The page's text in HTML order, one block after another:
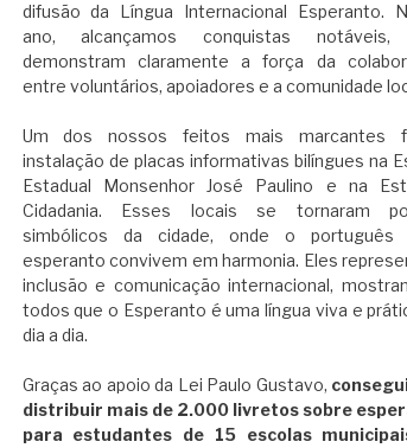
difusão da Língua Internacional Esperanto.
ano, alcançamos conquistas notáveis,
demonstram claramente a força da
entre voluntários, apoiadores e a comunidade
Um dos nossos feitos mais marcantes
instalação de placas informativas bilíngues na
Estadual Monsenhor José Paulino e na
Cidadania. Esses locais se tornaram
simbólicos da cidade, onde o
esperanto convivem em harmonia. Eles
inclusão e comunicação internacional,
todos que o Esperanto é uma língua viva e
dia a dia.
Graças ao apoio da Lei Paulo Gustavo,
distribuir mais de 2.000 livretos sobre
para estudantes de 15 escolas